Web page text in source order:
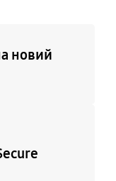
новий